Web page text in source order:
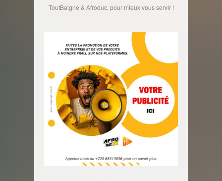
ToutBaigne & Afroduc, pour mieux vous servir !